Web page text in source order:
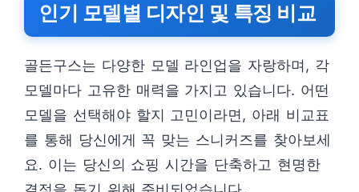
인기 모델별 디자인 및 특징 비교
골든구스는 다양한 모델 라인업을 자랑하며, 각
모델마다 고유한 매력을 가지고 있습니다. 어떤
모델을 선택해야 할지 고민이라면, 아래 비교표
를 통해 당신에게 꼭 맞는 스니커즈를 찾아보세
요. 이는 당신의 쇼핑 시간을 단축하고 현명한